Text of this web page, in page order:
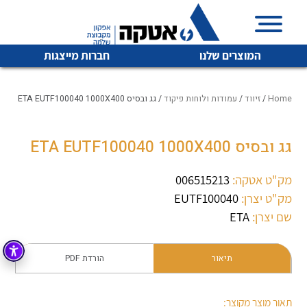
המוצרים שלנו חברות מייצגות
איכות | שרות | זמינות
והפצה של מוצרי
מיתוג, בקרה , ואינסטלציה חשמלית ופעילה ב7 תחומים:
חשמל
רובוטיקה ואוטומציה תעשייתית
Home
/זיווד/ עמודות ולוחות פיקוד/ גג ובסיס ETA EUTF100040 1000X400
גג ובסיס ETA EUTF100040 1000X400
מק"ט אטקה: 006515213
מק"ט יצרן: EUTF100040
שם יצרן: ETA
תיאור הורדת PDF
תאור מוצר מקוצר: